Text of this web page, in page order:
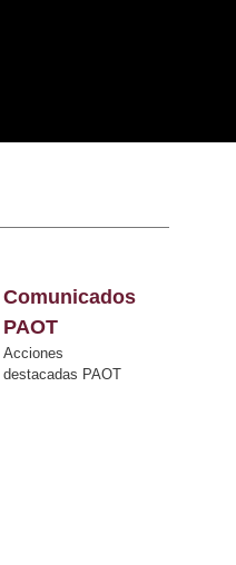
Comunicados
PAOT
Acciones
destacadas PAOT